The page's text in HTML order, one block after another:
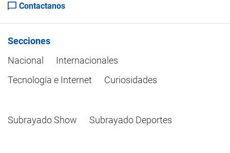
Contactanos
Secciones
Nacional
Internacionales
Tecnología e Internet
Curiosidades
Subrayado Show Subrayado Deportes